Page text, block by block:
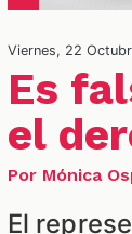
Viernes, 22
Es
el
Por Mónica
El